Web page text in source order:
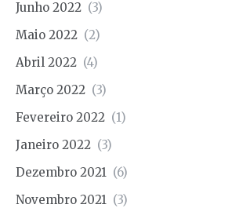
Junho 2022 (3)
Maio 2022 (2)
Abril 2022 (4)
Março 2022 (3)
Fevereiro 2022 (1)
Janeiro 2022 (3)
Dezembro 2021 (6)
Novembro 2021 (3)